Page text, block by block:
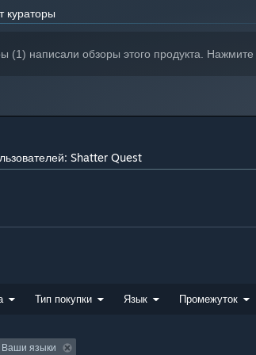
кураторы
(1) написали обзоры этого продукта. Нажмите
Shatter Quest
Тип покупки Язык Промежуток
Ваши языки